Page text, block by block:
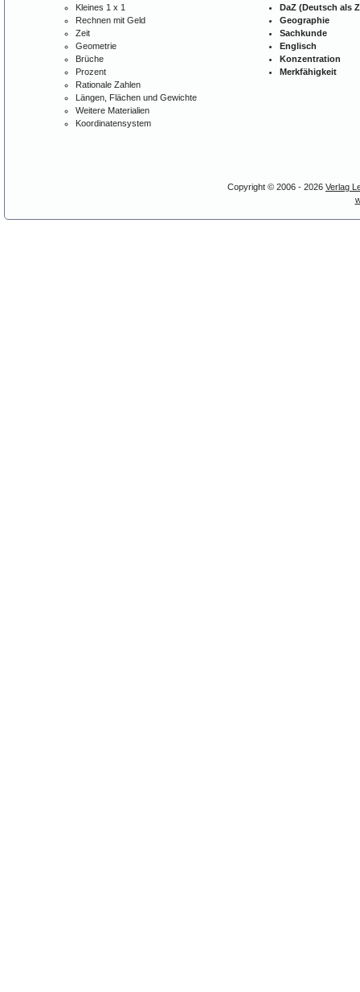
Kleines 1 x 1
Rechnen mit Geld
Zeit
Geometrie
Brüche
Prozent
Rationale Zahlen
Längen, Flächen und Gewichte
Weitere Materialien
Koordinatensystem
DaZ (Deutsch als
Geographie
Sachkunde
Englisch
Konzentration
Merkfähigkeit
Copyright © 2006 - 2026 Verlag